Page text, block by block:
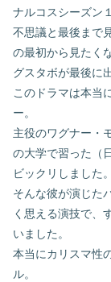
ナルコスシーズン
不思議と最後まで
の最初から見たく
グスタボが最後に
このドラマは本当
ー。
主役のワグナー・
の大学で習った（
ビックリしました。
そんな彼が演じた
く思える演技で、
いました。
本当にカリスマ性
ル。